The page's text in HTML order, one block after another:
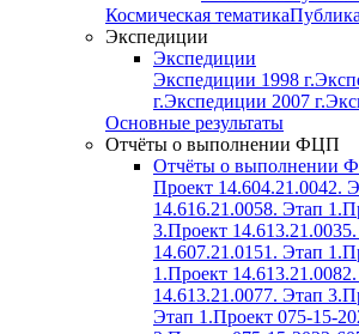
Космическая тематика
Экспедиции
Экспедиции
Экспедиции 1998 г.
г.Экспедиции 2007 г.
Основные результаты
Отчёты о выполнении ФЦП
Отчёты о выполнении
Проект 14.604.21.0042.
14.616.21.0058. Этап 1.
3.Проект
14.607.21.0151. Этап 1.
1.Проект
14.613.21.0077. Этап 3.
Этап 1.Проект 075-15-